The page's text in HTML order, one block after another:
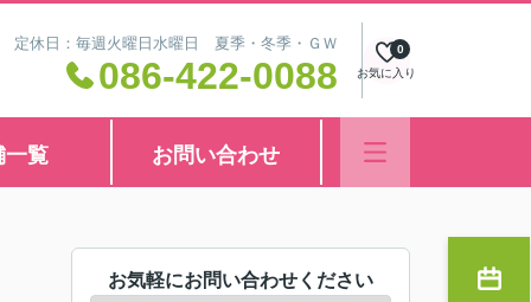
定休日：毎週火曜日水曜日 夏季・冬季・ＧＷ
086-422-0088 お気に入り
0
一覧 お問い合わせ
お気軽にお問い合わせください